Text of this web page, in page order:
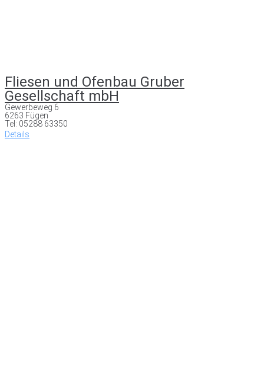
Fliesen und Ofenbau Gruber
Gesellschaft mbH
Gewerbeweg 6
6263 Fügen
Tel: 05288 63350
Details